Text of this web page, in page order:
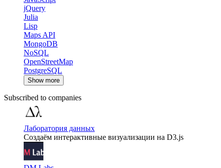
jQuery
Julia
Lisp
Maps API
MongoDB
NoSQL
OpenStreetMap
PostgreSQL
Show more
Subscribed to companies
Лаборатория данных
Создаём интерактивные визуализации на D3.js